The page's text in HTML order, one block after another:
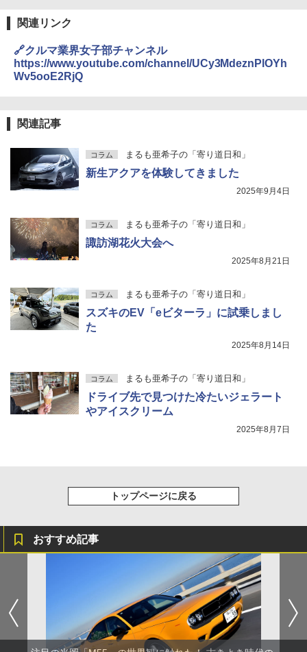
関連リンク
🔗クルマ業界女子部チャンネル
https://www.youtube.com/channel/UCy3MdeznPlOYh
Wv5ooE2RjQ
関連記事
コラム まるも亜希子の「寄り道日和」
新生アクアを体験してきました
2025年9月4日
コラム まるも亜希子の「寄り道日和」
諏訪湖花火大会へ
2025年8月21日
コラム まるも亜希子の「寄り道日和」
スズキのEV「eビターラ」に試乗しまし
た
2025年8月14日
コラム まるも亜希子の「寄り道日和」
ドライブ先で見つけた冷たいジェラート
やアイスクリーム
2025年8月7日
トップページに戻る
おすすめ記事